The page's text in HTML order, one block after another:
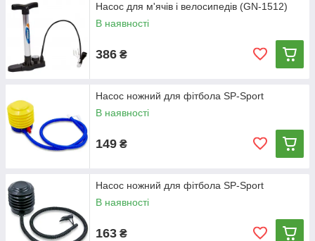
Насос для м'ячів і велосипедів (GN-1512)
В наявності
386 ₴
Насос ножний для фітбола SP-Sport
В наявності
149 ₴
Насос ножний для фітбола SP-Sport
В наявності
163 ₴